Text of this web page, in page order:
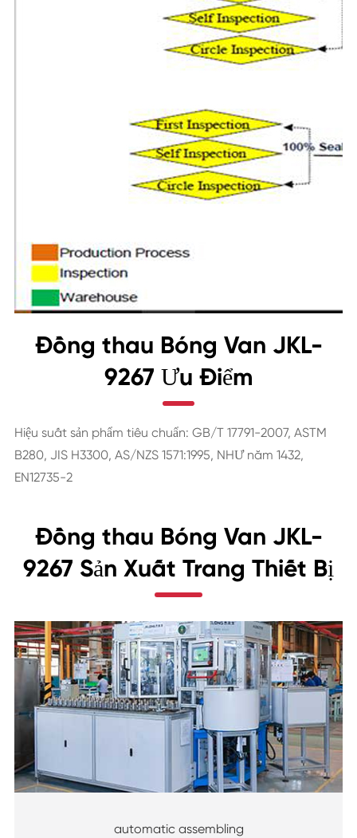
Đồng thau Bóng Van JKL-
9267 Ưu Điểm
Hiệu suất sản phẩm tiêu chuẩn: GB/T 17791-2007, ASTM
B280, JIS H3300, AS/NZS 1571:1995, NHƯ năm 1432,
EN12735-2
Đồng thau Bóng Van JKL-
9267 Sản Xuất Trang Thiết Bị
automatic assembling